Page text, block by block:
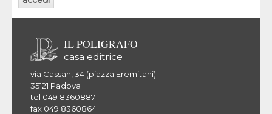
IL POLIGRAFO
casa editrice
via Cassan, 34 (piazza Eremitani)
35121 Padova
tel 049 8360887
fax 049 8360864